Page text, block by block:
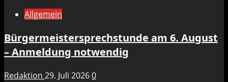
Allgemein
Bürgermeistersprechstunde am 6. August
– Anmeldung notwendig
Redaktion 29. Juli 20260